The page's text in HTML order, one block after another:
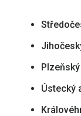
Ústecký